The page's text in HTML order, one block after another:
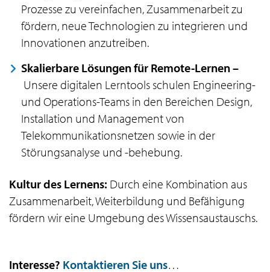
Prozesse zu vereinfachen, Zusammenarbeit zu
fördern, neue Technologien zu integrieren und
Innovationen anzutreiben.
Skalierbare Lösungen für Remote-Lernen –
Unsere digitalen Lerntools schulen Engineering-
und Operations-Teams in den Bereichen Design,
Installation und Management von
Telekommunikationsnetzen sowie in der
Störungsanalyse und -behebung.
Kultur des Lernens: Durch eine Kombination aus
Zusammenarbeit, Weiterbildung und Befähigung
fördern wir eine Umgebung des Wissensaustauschs.
Interesse? Kontaktieren Sie uns…